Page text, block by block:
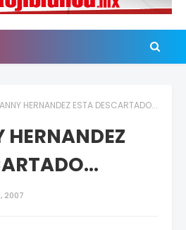
HERNANDEZ ESTA DESCARTADO...
2007